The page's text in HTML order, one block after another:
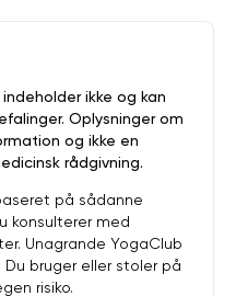
ikke og kan
Oplysninger om
og ikke en
rådgivning.
på sådanne
konsulterer med
Unagrande YogaClub
bruger eller stoler på
risiko.